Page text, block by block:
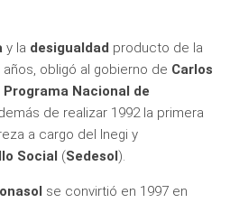
y la desigualdad producto de la
obligó al gobierno de Carlos
Programa Nacional de
de realizar 1992 la primera
a cargo del Inegi y
Social (Sedesol).
se convirtió en 1997 en